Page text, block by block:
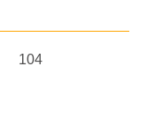
104